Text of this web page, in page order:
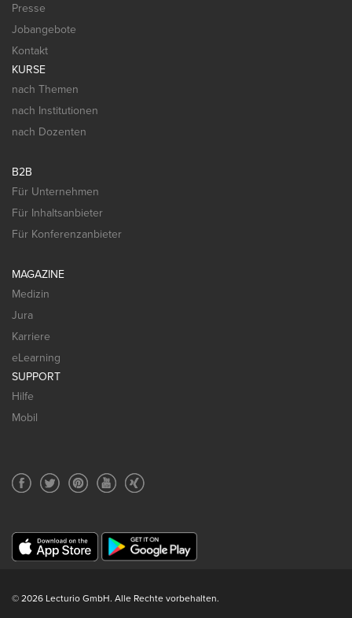
Presse
Jobangebote
Kontakt
KURSE
nach Themen
nach Institutionen
nach Dozenten
B2B
Für Unternehmen
Für Inhaltsanbieter
Für Konferenzanbieter
MAGAZINE
Medizin
Jura
Karriere
eLearning
SUPPORT
Hilfe
Mobil
© 2026 Lecturio GmbH. Alle Rechte vorbehalten.